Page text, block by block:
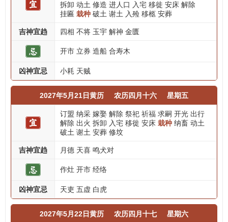
拆卸 动土 修造 进人口 入宅 移徙 安床 解除
挂匾 栽种 破土 谢土 入殓 移柩 安葬
吉神宜趋 四相 不将 玉宇 解神 金匮
开市 立券 造船 合寿木
凶神宜忌 小耗 天贼
2027年5月21日黄历 农历四月十六 星期五
订盟 纳采 嫁娶 解除 祭祀 祈福 求嗣 开光 出行
解除 出火 拆卸 入宅 移徙 安床 栽种 纳畜 动土
破土 谢土 安葬 修坟
吉神宜趋 月德 天喜 鸣犬对
作灶 开市 经络
凶神宜忌 天吏 五虚 白虎
2027年5月22日黄历 农历四月十七 星期六